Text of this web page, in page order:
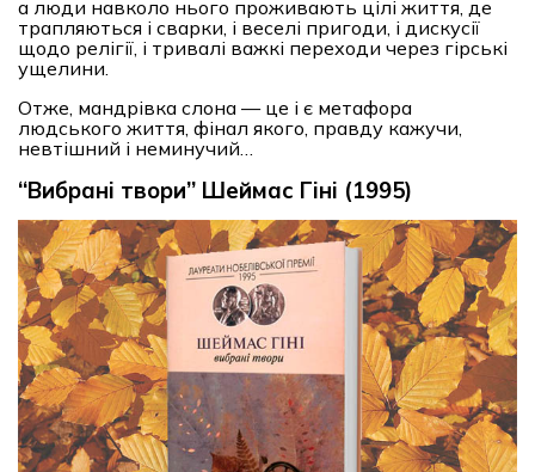
а люди навколо нього проживають цілі життя, де
трапляються і сварки, і веселі пригоди, і дискусії
щодо релігії, і тривалі важкі переходи через гірські
ущелини.
Отже, мандрівка слона — це і є метафора
людського життя, фінал якого, правду кажучи,
невтішний і неминучий…
“Вибрані твори” Шеймас Гіні (1995)